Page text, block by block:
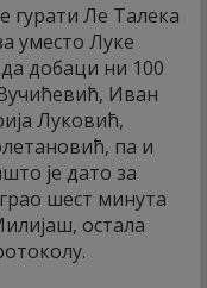
гурати Ле Талека
уместо Луке
добаци ни 100
Иван
Луковић,
па и
је дато за
шест минута
остала